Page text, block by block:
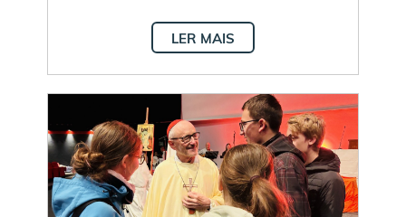
LER MAIS